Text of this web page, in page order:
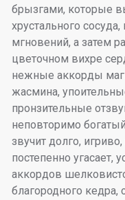
брызгами, которые
хрустального
мгновений, а затем
цветочном вихре
нежные аккорды
жасмина,
пронзительные
неповторимо
звучит долго,
постепенно угасает,
аккордов
благородного кедра,